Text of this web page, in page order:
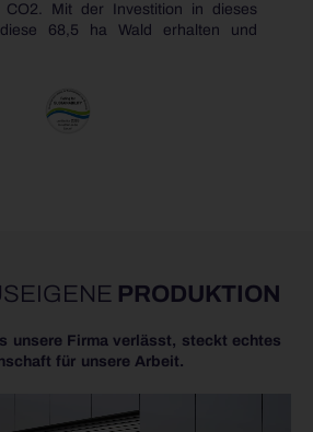
Mit der Investition in dieses
68,5 ha Wald erhalten und
PRODUKTION
unsere Firma verlässt, steckt echtes
für unsere Arbeit.